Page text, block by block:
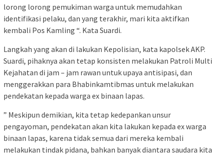
lorong lorong pemukiman warga untuk memudahkan
identifikasi pelaku, dan yang terakhir, mari kita aktifkan
kembali Pos Kamling “. Kata Suardi.
Langkah yang akan di lakukan Kepolisian, kata kapolsek AKP.
Suardi, pihaknya akan tetap konsisten melakukan Patroli Multi
Kejahatan di jam – jam rawan untuk upaya antisipasi, dan
menggerakkan para Bhabinkamtibmas untuk melakukan
pendekatan kepada warga ex binaan lapas.
” Meskipun demikian, kita tetap kedepankan unsur
pengayoman, pendekatan akan kita lakukan kepada ex warga
binaan lapas, karena tidak semua dari mereka kembali
melakukan tindak pidana, bahkan banyak diantara saudara kita